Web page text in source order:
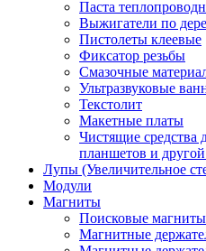
Паста
Выжигатели по
Пистолеты клеевые
Фиксатор резьбы
Смазочные
Ультразвуковые
Текстолит
Макетные платы
Чистящие средства
планшетов и
Лупы (Увеличительное
Модули
Магниты
Поисковые магниты
Магнитные